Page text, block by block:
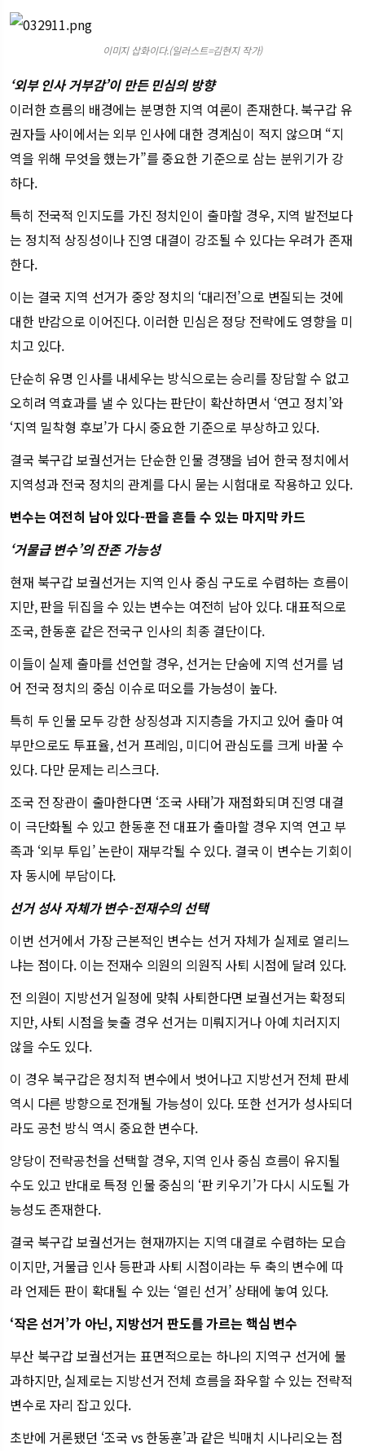
이미지 삽화이다.(일러스트=김현지 작가)
‘외부 인사 거부감’이 만든 민심의 방향
이러한 흐름의 배경에는 분명한 지역 여론이 존재한다. 북구갑 유
권자들 사이에서는 외부 인사에 대한 경계심이 적지 않으며 “지
역을 위해 무엇을 했는가”를 중요한 기준으로 삼는 분위기가 강
하다.
특히 전국적 인지도를 가진 정치인이 출마할 경우, 지역 발전보다
는 정치적 상징성이나 진영 대결이 강조될 수 있다는 우려가 존재
한다.
이는 결국 지역 선거가 중앙 정치의 ‘대리전’으로 변질되는 것에
대한 반감으로 이어진다. 이러한 민심은 정당 전략에도 영향을 미
치고 있다.
단순히 유명 인사를 내세우는 방식으로는 승리를 장담할 수 없고
오히려 역효과를 낼 수 있다는 판단이 확산하면서 ‘연고 정치’와
‘지역 밀착형 후보’가 다시 중요한 기준으로 부상하고 있다.
결국 북구갑 보궐선거는 단순한 인물 경쟁을 넘어 한국 정치에서
지역성과 전국 정치의 관계를 다시 묻는 시험대로 작용하고 있다.
변수는 여전히 남아 있다-판을 흔들 수 있는 마지막 카드
‘거물급 변수’의 잔존 가능성
현재 북구갑 보궐선거는 지역 인사 중심 구도로 수렴하는 흐름이
지만, 판을 뒤집을 수 있는 변수는 여전히 남아 있다. 대표적으로
조국, 한동훈 같은 전국구 인사의 최종 결단이다.
이들이 실제 출마를 선언할 경우, 선거는 단숨에 지역 선거를 넘
어 전국 정치의 중심 이슈로 떠오를 가능성이 높다.
특히 두 인물 모두 강한 상징성과 지지층을 가지고 있어 출마 여
부만으로도 투표율, 선거 프레임, 미디어 관심도를 크게 바꿀 수
있다. 다만 문제는 리스크다.
조국 전 장관이 출마한다면 ‘조국 사태’가 재점화되며 진영 대결
이 극단화될 수 있고 한동훈 전 대표가 출마할 경우 지역 연고 부
족과 ‘외부 투입’ 논란이 재부각될 수 있다. 결국 이 변수는 기회이
자 동시에 부담이다.
선거 성사 자체가 변수-전재수의 선택
이번 선거에서 가장 근본적인 변수는 선거 자체가 실제로 열리느
냐는 점이다. 이는 전재수 의원의 의원직 사퇴 시점에 달려 있다.
전 의원이 지방선거 일정에 맞춰 사퇴한다면 보궐선거는 확정되
지만, 사퇴 시점을 늦출 경우 선거는 미뤄지거나 아예 치러지지
않을 수도 있다.
이 경우 북구갑은 정치적 변수에서 벗어나고 지방선거 전체 판세
역시 다른 방향으로 전개될 가능성이 있다. 또한 선거가 성사되더
라도 공천 방식 역시 중요한 변수다.
양당이 전략공천을 선택할 경우, 지역 인사 중심 흐름이 유지될
수도 있고 반대로 특정 인물 중심의 ‘판 키우기’가 다시 시도될 가
능성도 존재한다.
결국 북구갑 보궐선거는 현재까지는 지역 대결로 수렴하는 모습
이지만, 거물급 인사 등판과 사퇴 시점이라는 두 축의 변수에 따
라 언제든 판이 확대될 수 있는 ‘열린 선거’ 상태에 놓여 있다.
‘작은 선거’가 아닌, 지방선거 판도를 가르는 핵심 변수
부산 북구갑 보궐선거는 표면적으로는 하나의 지역구 선거에 불
과하지만, 실제로는 지방선거 전체 흐름을 좌우할 수 있는 전략적
변수로 자리 잡고 있다.
초반에 거론됐던 ‘조국 vs 한동훈’과 같은 빅매치 시나리오는 점